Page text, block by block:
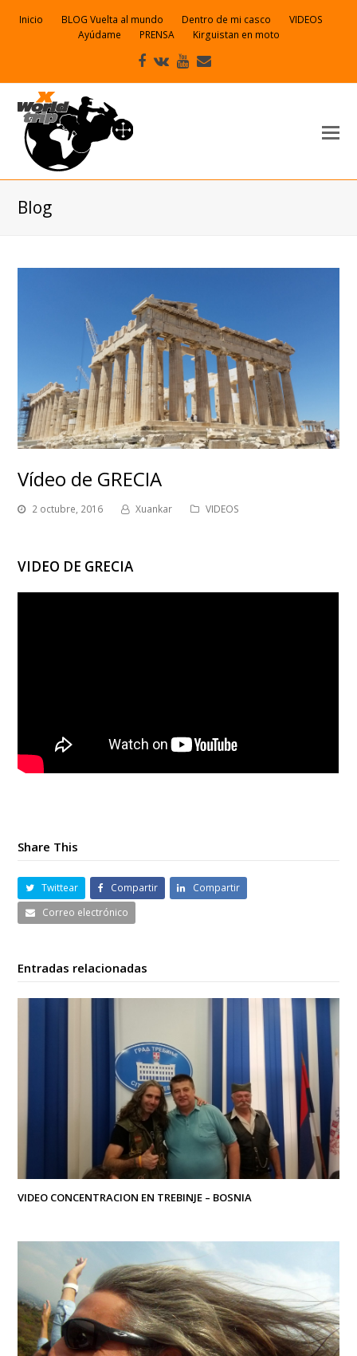
Inicio BLOG Vuelta al mundo Dentro de mi casco
VIDEOS
Ayúdame
PRENSA Kirguistan en moto
Facebook
VK Youtube
electrónico
Blog
Vídeo de GRECIA
2 octubre, 2016 Xuankar VIDEOS
VIDEO DE GRECIA
Share This
Twittear Compartir
Compartir
Correo electrónico
Entradas relacionadas
VIDEO CONCENTRACION EN TREBINJE – BOSNIA